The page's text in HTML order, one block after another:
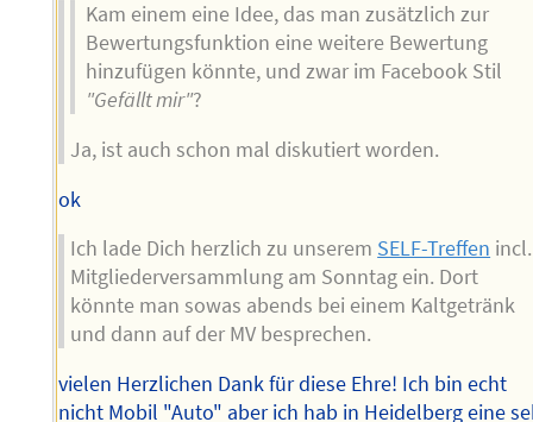
Kam einem eine Idee, das man zusätzlich zur
Bewertungsfunktion eine weitere Bewertung
hinzufügen könnte, und zwar im Facebook Stil
"Gefällt mir"?
Ja, ist auch schon mal diskutiert worden.
ok
Ich lade Dich herzlich zu unserem SELF-Treffen incl.
Mitgliederversammlung am Sonntag ein. Dort
könnte man sowas abends bei einem Kaltgetränk
und dann auf der MV besprechen.
vielen Herzlichen Dank für diese Ehre! Ich bin echt
nicht Mobil "Auto" aber ich hab in Heidelberg eine